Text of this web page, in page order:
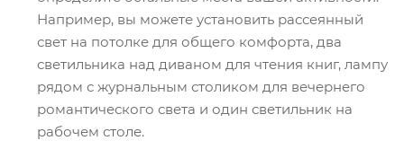
Например, вы можете установить рассеянный
свет на потолке для общего комфорта, два
светильника над диваном для чтения книг, лампу
рядом с журнальным столиком для вечернего
романтического света и один светильник на
рабочем столе.